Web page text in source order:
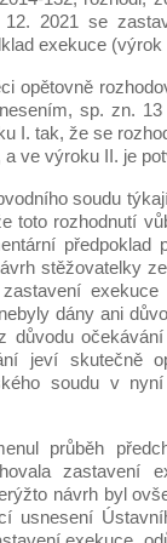
12. 2021 se
exekuce (výrok
opětovně
sp. zn.
I. tak, že se
ve výroku II. je
soudu
toto rozhodnutí
předpoklad
stěžovatelky
dány ani
důvodu
jeví skutečně
soudu v nyní
průběh
zastavení
návrh byl
usnesení